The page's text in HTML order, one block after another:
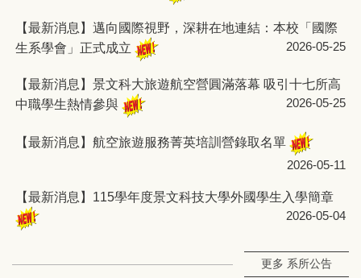
【最新消息】邁向國際視野，深耕在地連結：本校「國際
生系學會」正式成立
2026-05-25
【最新消息】景文科大旅遊航空營圓滿落幕 吸引十七所高
中職學生熱情參與
2026-05-25
【最新消息】航空旅遊服務菁英培訓營錄取名單
2026-05-11
【最新消息】115學年度景文科技大學外國學生入學簡章
2026-05-04
更多 系所公告